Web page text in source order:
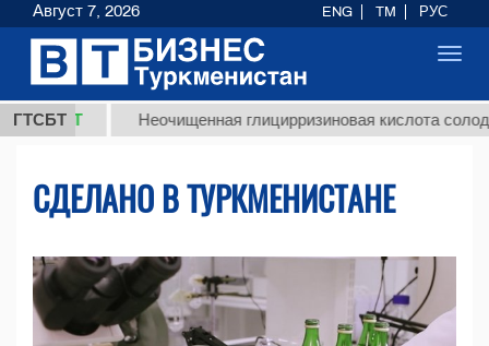
ГТСБТНеочищенная глицирризиновая кислота солодкового
СДЕЛАНО В ТУРКМЕНИСТАНЕ
Август 7, 2026 ENG TM РУС